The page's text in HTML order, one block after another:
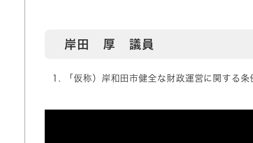
岸田 厚 議員
「仮称）岸和田市健全な財政運営に関する